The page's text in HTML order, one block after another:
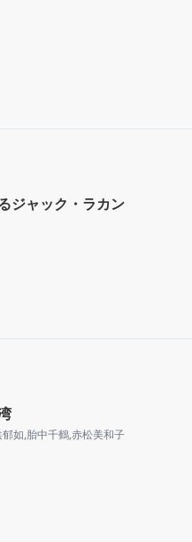
ジャック・ラカン
如,胎中千鶴,赤松美和子